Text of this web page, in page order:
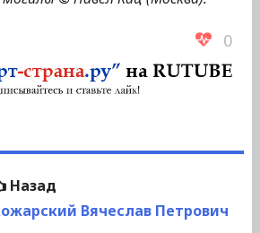
0
Назад
запись:
Вячеслав Петрович